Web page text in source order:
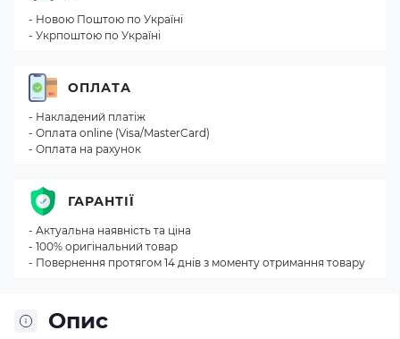
Опис
- Новою Поштою по Україні
- Укрпоштою по Україні
ОПЛАТА
- Накладений платіж
- Оплата online (Visa/MasterCard)
- Оплата на рахунок
ГАРАНТІЇ
- Актуальна наявність та ціна
- 100% оригінальний товар
- Повернення протягом 14 днів з моменту отримання товару